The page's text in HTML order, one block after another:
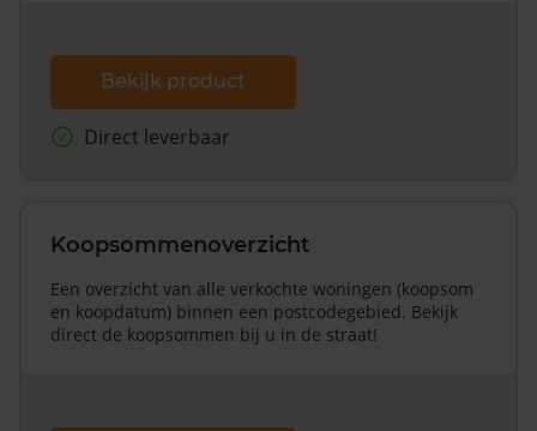
Bekijk product
Direct leverbaar
Koopsommenoverzicht
Een overzicht van alle verkochte woningen (koopsom
en koopdatum) binnen een postcodegebied. Bekijk
direct de koopsommen bij u in de straat!